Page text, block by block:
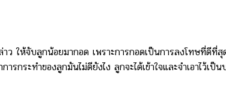
ว ให้จับลูกน้อยมากอด เพราะการกอดเป็นการลงโทษที่ดีที่
ระทำของลูกมันไม่ดียังไง ลูกจะได้เข้าใจและจำเอาไว้เป็